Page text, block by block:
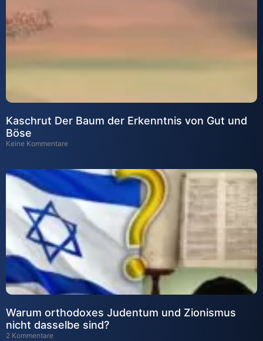
Kaschrut Der Baum der Erkenntnis von Gut und
Böse
Keine Kommentare
Warum orthodoxes Judentum und Zionismus
nicht dasselbe sind?
2 Kommentare